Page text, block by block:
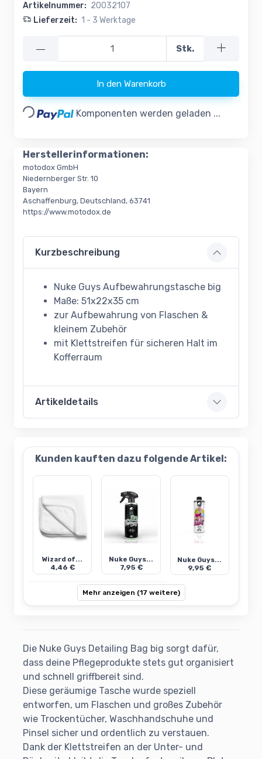
Artikelnummer: 20032107
Lieferzeit: 1 - 3 Werktage
— Stk.
In den Warenkorb
Loading... Komponenten werden geladen ...
Herstellerinformationen:
motodox GmbH
Niedernberger Str. 10
Bayern
Aschaffenburg, Deutschland, 63741
https://www.motodox.de
Kurzbeschreibung
Nuke Guys Aufbewahrungstasche big
Maße: 51x22x35 cm
zur Aufbewahrung von Flaschen &
kleinem Zubehör
mit Klettstreifen für sicheren Halt im
Kofferraum
Artikeldetails
Kunden kauften dazu folgende Artikel:
Wizard of...
4,46 €
Nuke Guys...
7,95 €
Nuke Guys...
9,95 €
Mehr anzeigen (17 weitere)
Die Nuke Guys Detailing Bag big sorgt dafür,
dass deine Pflegeprodukte stets gut organisiert
und schnell griffbereit sind.
Diese geräumige Tasche wurde speziell
entworfen, um Flaschen und großes Zubehör
wie Trockentücher, Waschhandschuhe und
Pinsel sicher und ordentlich zu verstauen.
Dank der Klettstreifen an der Unter- und